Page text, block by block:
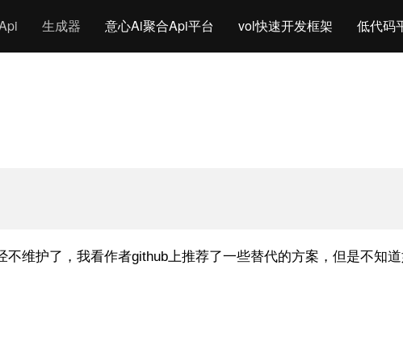
生成器 意心Ai聚合Api平台 vol快速开发框架 低代码
不维护了，我看作者github上推荐了一些替代的方案，但是不知